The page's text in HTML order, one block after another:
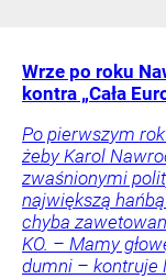
Wrze po roku
kontra „Cała
Po pierwszym
żeby Karol
zwaśnionymi
największą
chyba
KO. – Mamy
dumni – kontruje